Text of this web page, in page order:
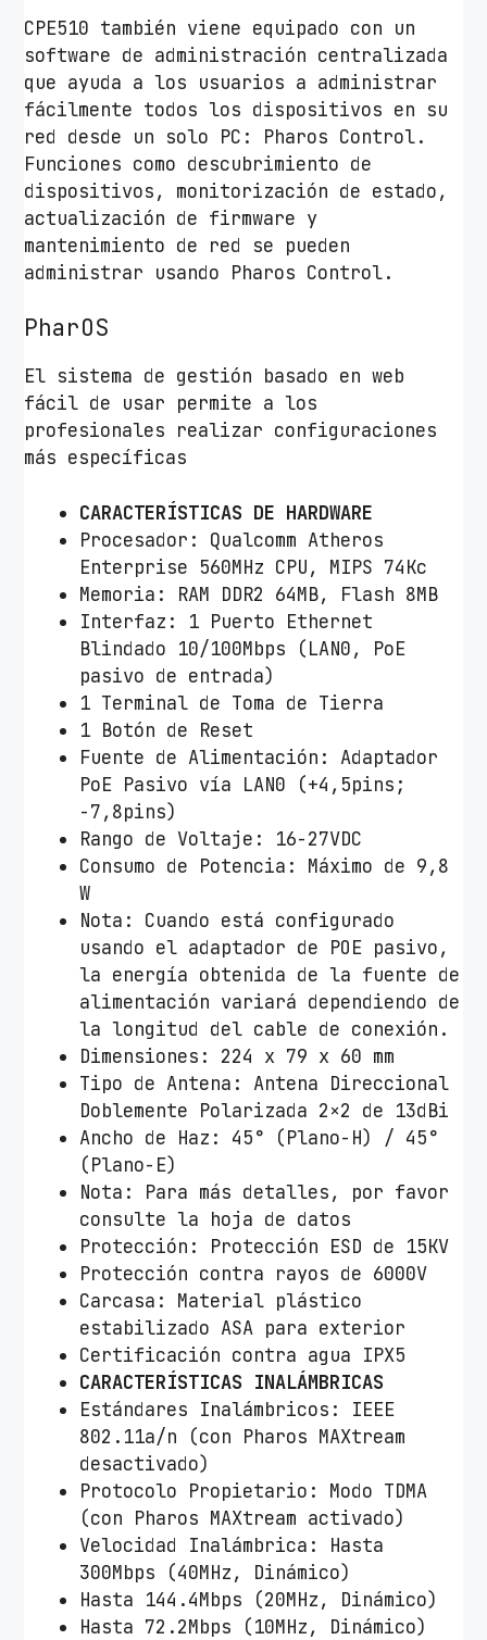
CPE510 también viene equipado con un
software de administración centralizada
que ayuda a los usuarios a administrar
fácilmente todos los dispositivos en su
red desde un solo PC: Pharos Control.
Funciones como descubrimiento de
dispositivos, monitorización de estado,
actualización de firmware y
mantenimiento de red se pueden
administrar usando Pharos Control.
PharOS
El sistema de gestión basado en web
fácil de usar permite a los
profesionales realizar configuraciones
más específicas
CARACTERÍSTICAS DE HARDWARE
Procesador: Qualcomm Atheros
Enterprise 560MHz CPU, MIPS 74Kc
Memoria: RAM DDR2 64MB, Flash 8MB
Interfaz: 1 Puerto Ethernet
Blindado 10/100Mbps (LAN0, PoE
pasivo de entrada)
1 Terminal de Toma de Tierra
1 Botón de Reset
Fuente de Alimentación: Adaptador
PoE Pasivo vía LAN0 (+4,5pins;
-7,8pins)
Rango de Voltaje: 16-27VDC
Consumo de Potencia: Máximo de 9,8
W
Nota: Cuando está configurado
usando el adaptador de POE pasivo,
la energía obtenida de la fuente de
alimentación variará dependiendo de
la longitud del cable de conexión.
Dimensiones: 224 x 79 x 60 mm
Tipo de Antena: Antena Direccional
Doblemente Polarizada 2×2 de 13dBi
Ancho de Haz: 45° (Plano-H) / 45°
(Plano-E)
Nota: Para más detalles, por favor
consulte la hoja de datos
Protección: Protección ESD de 15KV
Protección contra rayos de 6000V
Carcasa: Material plástico
estabilizado ASA para exterior
Certificación contra agua IPX5
CARACTERÍSTICAS INALÁMBRICAS
Estándares Inalámbricos: IEEE
802.11a/n (con Pharos MAXtream
desactivado)
Protocolo Propietario: Modo TDMA
(con Pharos MAXtream activado)
Velocidad Inalámbrica: Hasta
300Mbps (40MHz, Dinámico)
Hasta 144.4Mbps (20MHz, Dinámico)
Hasta 72.2Mbps (10MHz, Dinámico)